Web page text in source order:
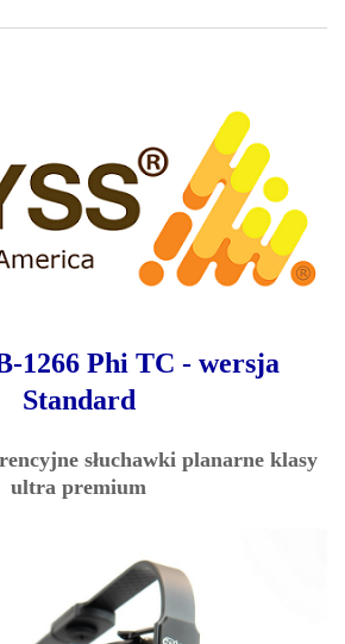
1266 Phi TC - wersja
Standard
słuchawki planarne klasy
ultra premium